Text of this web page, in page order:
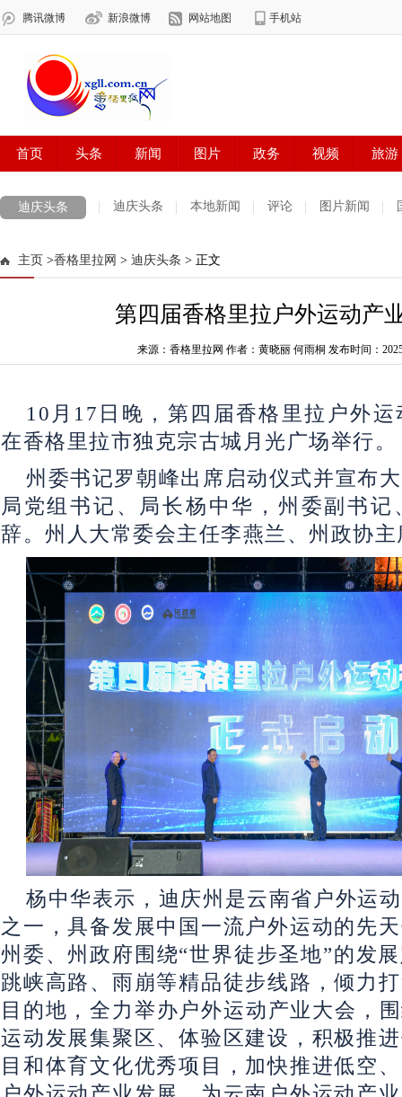
迪庆头条 迪庆头条 本地新闻 评论 图片新闻
主页 >香格里拉网 > 迪庆头条 > 正文
第四届香格里拉户外运动产
来源：香格里拉网 作者：黄晓丽 何雨桐 发布时间：
10月17日晚，第四届香格里拉户外
在香格里拉市独克宗古城月光广场举行。
州委书记罗朝峰出席启动仪式并宣布
局党组书记、局长杨中华，州委副书
辞。州人大常委会主任李燕兰、州政协
杨中华表示，迪庆州是云南省户外运
之一，具备发展中国一流户外运动的先
州委、州政府围绕“世界徒步圣地”的发
跳峡高路、雨崩等精品徒步线路，倾力
目的地，全力举办户外运动产业大会，
运动发展集聚区、体验区建设，积极推
目和体育文化优秀项目，加快推进低空